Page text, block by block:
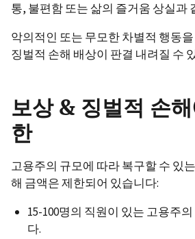
통, 불편함 또는 삶의 즐거움 상실과
악의적인 또는 무모한 차별적 행동
징벌적 손해 배상이 판결 내려질 수
보상 & 징벌적 손
한
고용주의 규모에 따라 복구할 수 있
해 금액은 제한되어 있습니다:
15-100명의 직원이 있는 고용주
다.